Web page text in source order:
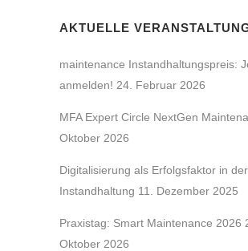
AKTUELLE
maintenance Instandhaltungspreis:
anmelden! 24. Februar 2026
MFA Expert Circle NextGen
Oktober 2026
Digitalisierung als Erfolgsfaktor in der
Instandhaltung 11. Dezember 2025
Praxistag: Smart Maintenance 2026
Oktober 2026